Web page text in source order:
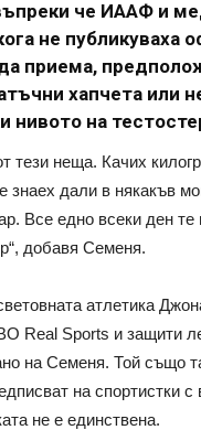
че ИААФ и
не публикуваха
приема,
хапчета или
нивото на
тези неща. Качих
знаех дали в някакъв
Все едно всеки ден
добавя Семеня.
атлетика
Real Sports и защити
на Семеня. Той също
на спортистки с
не е единствена.